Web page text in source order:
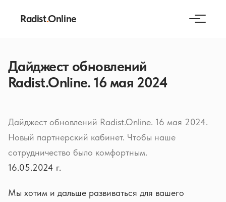
Radist.Online
Дайджест обновлений
Radist.Online. 16 мая 2024
Дайджест обновлений Radist.Online. 16 мая 2024.
Новый партнерский кабинет. Чтобы наше
сотрудничество было комфортным.
16.05.2024 г.
Мы хотим и дальше развиваться для вашего